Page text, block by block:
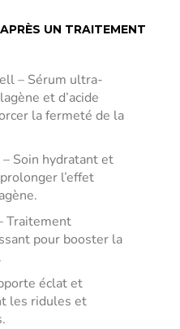
UN TRAITEMENT
– Sérum ultra-
et d’acide
la fermeté de la
Soin hydratant et
l’effet
Traitement
pour booster la
éclat et
les ridules et